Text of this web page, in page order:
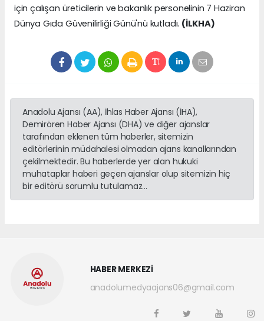
için çalışan üreticilerin ve bakanlık personelinin 7 Haziran
Dünya Gıda Güvenilirliği Günü'nü kutladı. (İLKHA)
Anadolu Ajansı (AA), İhlas Haber Ajansı (İHA),
Demirören Haber Ajansı (DHA) ve diğer ajanslar
tarafından eklenen tüm haberler, sitemizin
editörlerinin müdahalesi olmadan ajans kanallarından
çekilmektedir. Bu haberlerde yer alan hukuki
muhataplar haberi geçen ajanslar olup sitemizin hiç
bir editörü sorumlu tutulamaz...
HABER MERKEZİ
anadolumedyaajans06@gmail.com